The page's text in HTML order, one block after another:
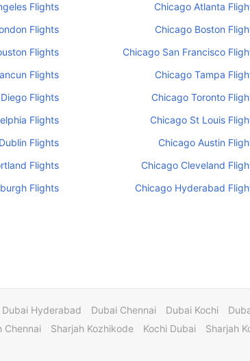
Chicago Atlanta
Flights
Chicago Boston
Flights
Chicago San Francisco
Flights
Chicago Tampa
Flights
Chicago Toronto
Flights
Chicago St Louis
Flights
Chicago Austin
Flights
Chicago Cleveland
Flights
Chicago Hyderabad
Flights
Dubai Kochi
Dubai Chennai
Dubai Hyderabad
Sharjah
Kochi Dubai
Sharjah Kozhikode
Chennai